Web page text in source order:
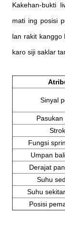
Kakehan-bukti
mati ing posisi
lan rakit kanggo
karo siji saklar
Sinyal
Pasukan
Fungsi
Umpan
Derajat
Suhu
Suhu
Posisi